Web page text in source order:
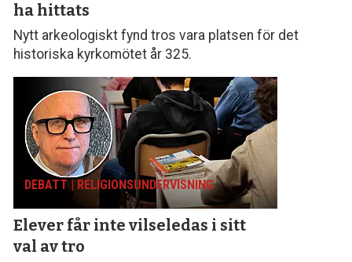
ha hittats
Nytt arkeologiskt fynd tros vara platsen för det
historiska kyrkomötet år 325.
DEBATT | RELIGIONS­UNDERVISNING
Elever får inte vilseledas i sitt
val av tro